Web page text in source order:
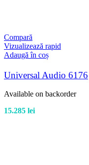
Compară
Vizualizează rapid
Adaugă în coș
Universal Audio 6176
Available on backorder
15.285 lei